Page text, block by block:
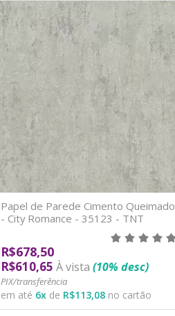
Papel de Parede Cimento Queimado
- City Romance - 35123 - TNT
R$678,50
R$610,65 À vista (10% desc)
PIX/transferência
em até 6x de R$113,08 no cartão